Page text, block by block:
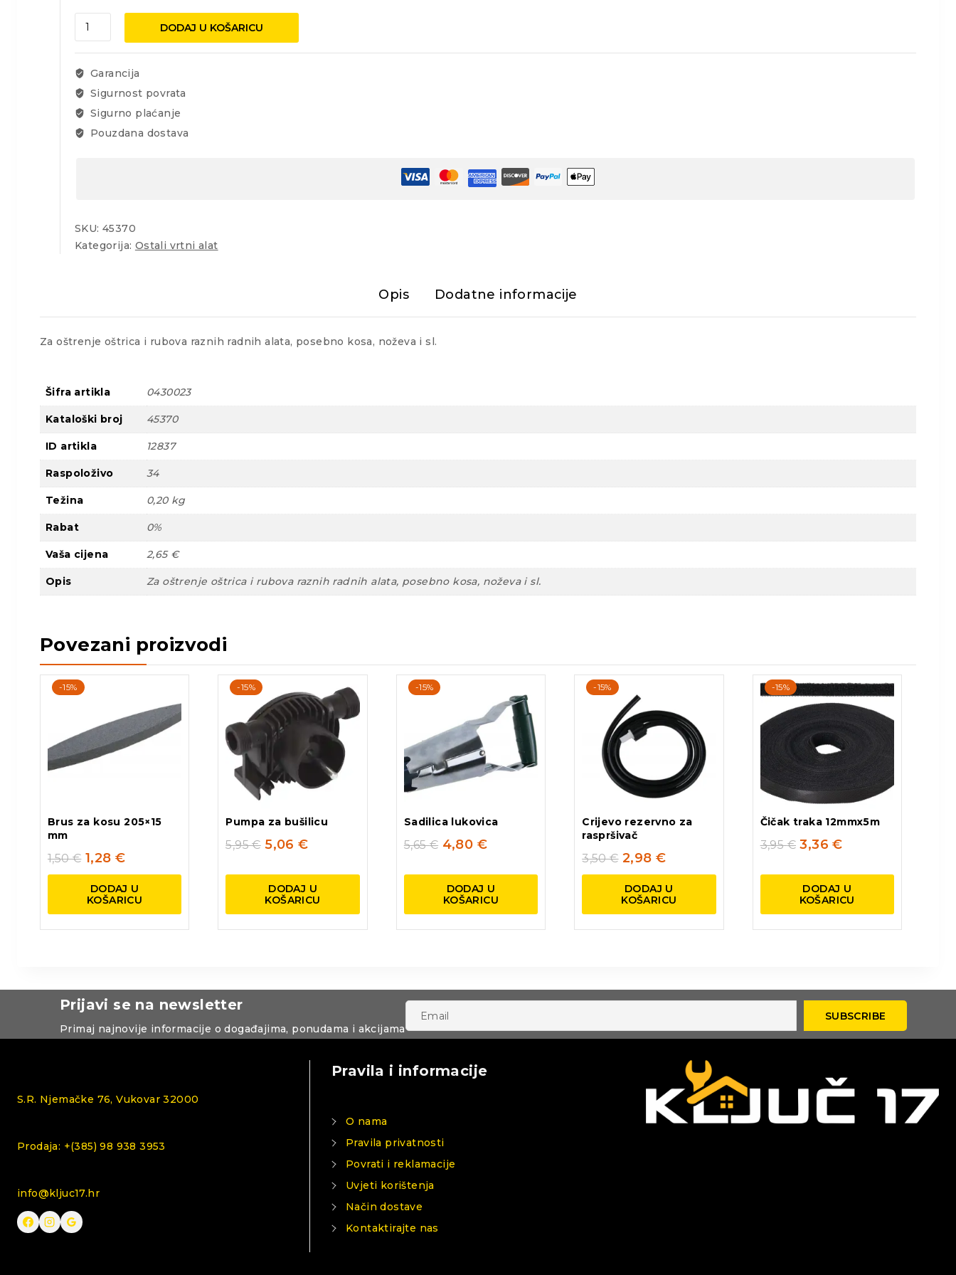
Brus
250x33x18mm
količina
DODAJ U KOŠARICU
Garancija
Sigurnost povrata
Sigurno plaćanje
Pouzdana dostava
SKU: 45370
Kategorija: Ostali vrtni alat
Opis Dodatne informacije
Za oštrenje oštrica i rubova raznih radnih alata, posebno kosa, noževa i sl.
Šifra artikla 0430023
Kataloški broj 45370
ID artikla 12837
Raspoloživo 34
Težina 0,20 kg
Rabat 0%
Vaša cijena 2,65 €
Opis Za oštrenje oštrica i rubova raznih radnih alata, posebno kosa, noževa i sl.
Povezani proizvodi
-15%
Brus za kosu 205×15
mm
1,50€ 1,28 €
DODAJ U
KOŠARICU
-15%
Pumpa za bušilicu
5,95€ 5,06€
DODAJ U
KOŠARICU
-15%
Sadilica lukovica
5,65€ 4,80 €
DODAJ U
KOŠARICU
-15%
Crijevo rezervno za
raspršivač
3,50€ 2,98 €
DODAJ U
KOŠARICU
-15%
Čičak traka 12mmx5m
3,95€ 3,36€
DODAJ U
KOŠARICU
Prijavi se na newsletter
Primaj najnovije informacije o događajima, ponudama i akcijama
S.R. Njemačke 76, Vukovar 32000
Prodaja: +(385) 98 938 3953
info@kljuc17.hr
Pravila i informacije
O nama
Pravila privatnosti
Povrati i reklamacije
Uvjeti korištenja
Način dostave
Kontaktirajte nas